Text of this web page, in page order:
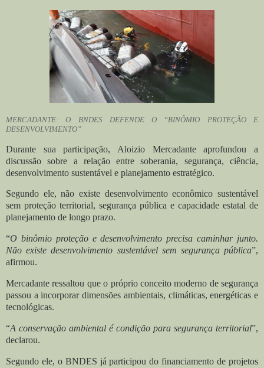
MERCADANTE: O BNDES DEFENDE O “BINÔMIO PROTEÇÃO E
DESENVOLVIMENTO”
Durante sua participação, Aloizio Mercadante aprofundou a
discussão sobre a relação entre soberania, segurança, ciência,
desenvolvimento sustentável e planejamento estratégico.
Segundo ele, não existe desenvolvimento econômico sustentável
sem proteção territorial, segurança pública e capacidade estatal de
planejamento de longo prazo.
“O binômio proteção e desenvolvimento precisa caminhar junto.
Não existe desenvolvimento sustentável sem segurança pública”,
afirmou.
Mercadante ressaltou que o próprio conceito moderno de segurança
passou a incorporar dimensões ambientais, climáticas, energéticas e
tecnológicas.
“A conservação ambiental é condição para segurança territorial”,
declarou.
Segundo ele, o BNDES já participou do financiamento de projetos